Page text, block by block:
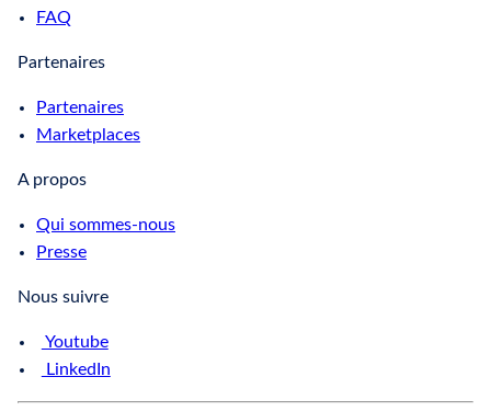
FAQ
Partenaires
Partenaires
Marketplaces
A propos
Qui sommes-nous
Presse
Nous suivre
Youtube
LinkedIn